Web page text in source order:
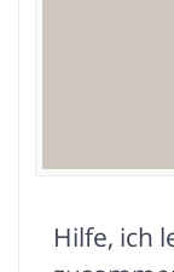
Hilfe, ich